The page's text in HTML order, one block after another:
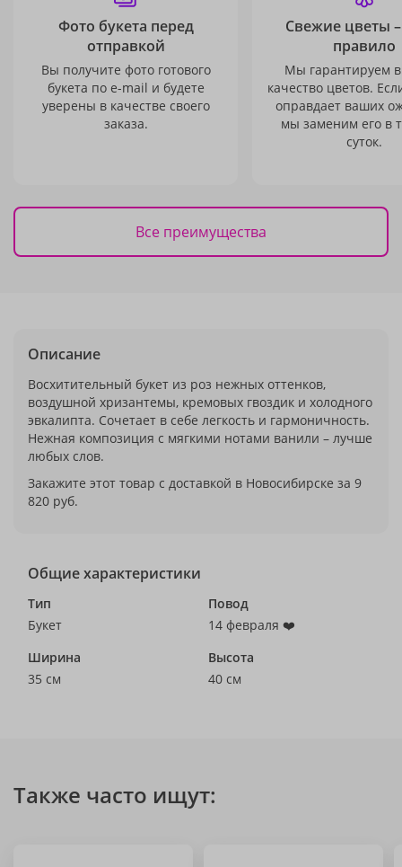
Фото букета перед
отправкой
Вы получите фото готового
букета по e-mail и будете
уверены в качестве своего
заказа.
Свежие цветы
правило
Мы гарантируем
качество цветов.
оправдает ваших
мы заменим его в
суток.
Все преимущества
Описание
Восхитительный букет из роз нежных оттенков,
воздушной хризантемы, кремовых гвоздик и холодного
эвкалипта. Сочетает в себе легкость и гармоничность.
Нежная композиция с мягкими нотами ванили – лучше
любых слов.
Закажите этот товар с доставкой в Новосибирске за 9
820 руб.
Общие характеристики
Тип
Букет
Повод
14 февраля ❤️
Ширина
35 см
Высота
40 см
Также часто ищут: